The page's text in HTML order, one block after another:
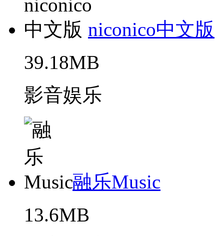
niconico中文版
39.18MB
影音娱乐
融乐Music
13.6MB